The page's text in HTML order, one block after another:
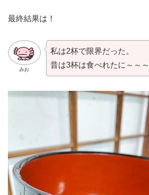
最終結果は！
みお
私は2杯で限界だった。
昔は3杯は食べれたに～～～